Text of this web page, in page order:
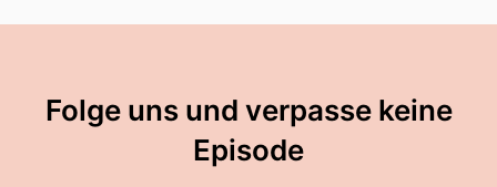
Folge uns und verpasse keine
Episode